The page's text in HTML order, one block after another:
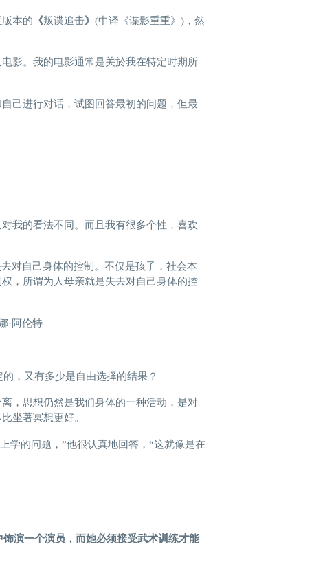
本的 《叛谍追击》 (中译《谍影重重》)，然
影。我的电影通常是关於我在特定时期所
己进行对话，试图回答最初的问题，但最
我的看法不同。而且我有很多个性，喜欢
对自己身体的控制。不仅是孩子，社会本
，所谓为人母亲就是失去对自己身体的控
·阿伦特
，又有多少是自由选择的结果？
，思想仍然是我们身体的一种活动，是对
坐著冥想更好。
学的问题，”他很认真地回答，“这就像是在
饰演一个演员， 而她必须接受武术训练才能